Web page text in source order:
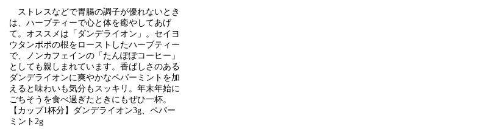
ストレスなどで胃腸の調子が優れないとき
は、ハーブティーで心と体を癒やしてあげ
て。オススメは「ダンデライオン」。セイヨ
ウタンポポの根をローストしたハーブティー
で、ノンカフェインの「たんぽぽコーヒー」
としても親しまれています。香ばしさのある
ダンデライオンに爽やかなペパーミントを加
えると味わいも気分もスッキリ。年末年始に
ごちそうを食べ過ぎたときにもぜひ一杯。
【カップ1杯分】ダンデライオン3g、ペパー
ミント2g